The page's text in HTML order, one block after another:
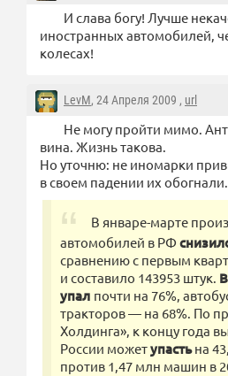
И слава богу! Лучше
иностранных автомобилей,
колесах!
LevM, 24 Апреля 2009 , url
Не могу пройти мимо.
вина. Жизнь такова.
Но уточню: не иномарки
в своем падении их обогнали.
В январе-марте
автомобилей в РФ
сравнению с первым
и составило 143953 штук.
упал почти на 76%,
тракторов — на 68%. По
Холдинга», к концу года
России можетупастьна
против 1,47 млн машин в